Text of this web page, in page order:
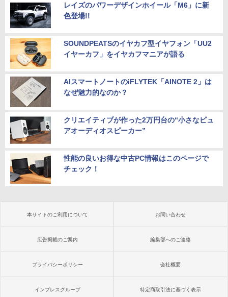
レイズのパワーデザインホイール「M6」に新
色登場!!
SOUNDPEATSのイヤカフ型イヤフォン「UU2
イヤーカフ」をイヤカフマニアが語る
AIスマートノートのiFLYTEK「AINOTE 2」は
なぜ魅力的なのか？
クリエイティブが作った2万円台の“小さなピュ
アオーディオスピーカー”
性能の良いお得な中古PC情報はこのページで
チェック！
本サイトのご利用について お問い合わせ
広告掲載のご案内 編集部へのご連絡
プライバシーポリシー 会社概要
インプレスグループ 特定商取引法に基づく表示